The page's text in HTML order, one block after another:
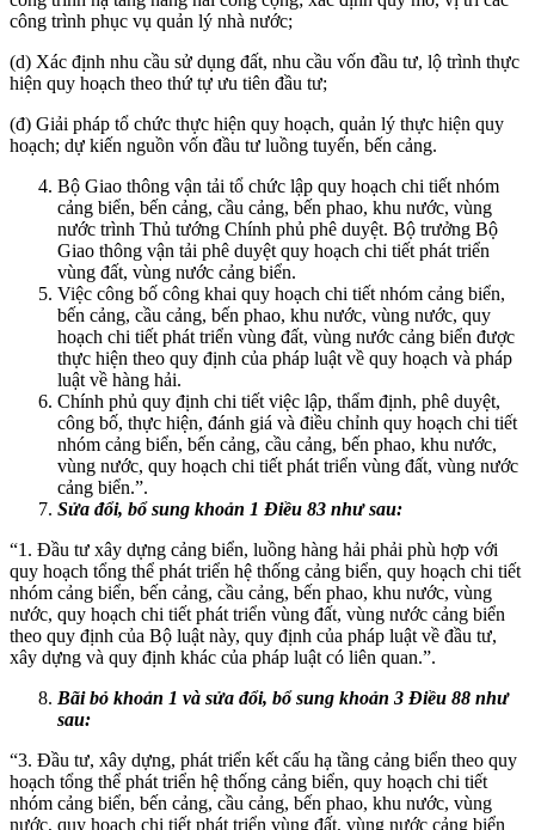
công trình phục vụ quản lý nhà nước;
(d) Xác định nhu cầu sử dụng đất, nhu cầu vốn đầu tư, lộ trình thực
hiện quy hoạch theo thứ tự ưu tiên đầu tư;
(đ) Giải pháp tổ chức thực hiện quy hoạch, quản lý thực hiện quy
hoạch; dự kiến nguồn vốn đầu tư luồng tuyến, bến cảng.
Bộ Giao thông vận tải tổ chức lập quy hoạch chi tiết nhóm
cảng biển, bến cảng, cầu cảng, bến phao, khu nước, vùng
nước trình Thủ tướng Chính phủ phê duyệt. Bộ trưởng Bộ
Giao thông vận tải phê duyệt quy hoạch chi tiết phát triển
vùng đất, vùng nước cảng biển.
Việc công bố công khai quy hoạch chi tiết nhóm cảng biển,
bến cảng, cầu cảng, bến phao, khu nước, vùng nước, quy
hoạch chi tiết phát triển vùng đất, vùng nước cảng biển được
thực hiện theo quy định của pháp luật về quy hoạch và pháp
luật về hàng hải.
Chính phủ quy định chi tiết việc lập, thẩm định, phê duyệt,
công bố, thực hiện, đánh giá và điều chỉnh quy hoạch chi tiết
nhóm cảng biển, bến cảng, cầu cảng, bến phao, khu nước,
vùng nước, quy hoạch chi tiết phát triển vùng đất, vùng nước
cảng biển.”.
Sửa đổi, bổ sung khoản 1 Điều 83 như sau:
“1. Đầu tư xây dựng cảng biển, luồng hàng hải phải phù hợp với
quy hoạch tổng thể phát triển hệ thống cảng biển, quy hoạch chi tiết
nhóm cảng biển, bến cảng, cầu cảng, bến phao, khu nước, vùng
nước, quy hoạch chi tiết phát triển vùng đất, vùng nước cảng biển
theo quy định của Bộ luật này, quy định của pháp luật về đầu tư,
xây dựng và quy định khác của pháp luật có liên quan.”.
Bãi bỏ khoản 1 và sửa đổi, bổ sung khoản 3 Điều 88 như
sau:
“3. Đầu tư, xây dựng, phát triển kết cấu hạ tầng cảng biển theo quy
hoạch tổng thể phát triển hệ thống cảng biển, quy hoạch chi tiết
nhóm cảng biển, bến cảng, cầu cảng, bến phao, khu nước, vùng
nước, quy hoạch chi tiết phát triển vùng đất, vùng nước cảng biển